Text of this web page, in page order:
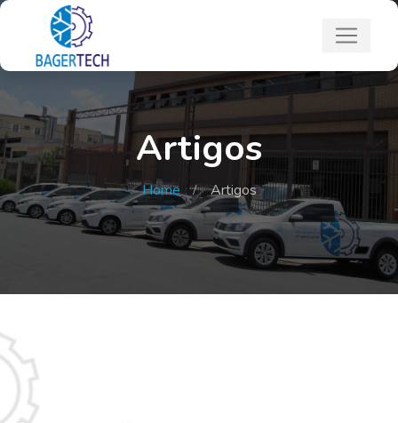
Artigos
Home Artigos